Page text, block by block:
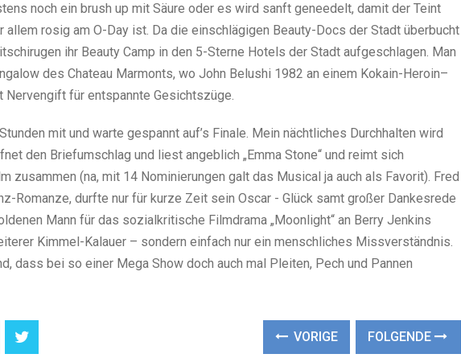
noch ein brush up mit Säure oder es wird sanft geneedelt, damit der Teint
rosig am O-Day ist. Da die einschlägigen Beauty-Docs der Stadt überbucht
ihr Beauty Camp in den 5-Sterne Hotels der Stadt aufgeschlagen. Man
des Chateau Marmonts, wo John Belushi 1982 an einem Kokain-Heroin–
Nervengift für entspannte Gesichtszüge.
mit und warte gespannt auf’s Finale. Mein nächtliches Durchhalten wird
den Briefumschlag und liest angeblich „Emma Stone“ und reimt sich
zusammen (na, mit 14 Nominierungen galt das Musical ja auch als Favorit). Fred
Romanze, durfte nur für kurze Zeit sein Oscar - Glück samt großer Dankesrede
Mann für das sozialkritische Filmdrama „Moonlight“ an Berry Jenkins
Kimmel-Kalauer – sondern einfach nur ein menschliches Missverständnis.
dass bei so einer Mega Show doch auch mal Pleiten, Pech und Pannen
VORIGE FOLGENDE